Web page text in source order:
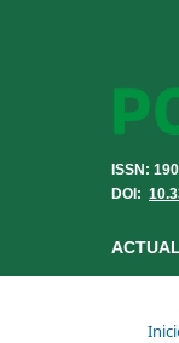
ISSN:
DOI:
ACTUAL